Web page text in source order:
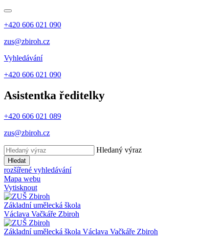
+420 606 021 090
zus@zbiroh.cz
Vyhledávání
+420 606 021 090
Asistentka ředitelky
+420 606 021 089
zus@zbiroh.cz
Hledaný výraz
Hledat
rozšířené vyhledávání
Mapa webu
Vytisknout
Základní umělecká škola
Václava Vačkáře Zbiroh
Základní umělecká škola Václava Vačkáře Zbiroh